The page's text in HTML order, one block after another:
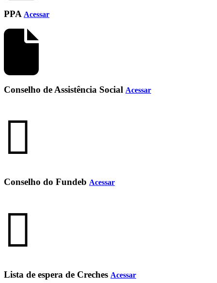
PPA Acessar
Conselho de Assistência Social Acessar
Conselho do Fundeb Acessar
Lista de espera de Creches Acessar